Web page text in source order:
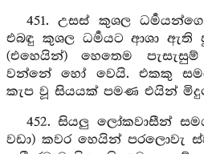
451. උසස් කුශල
එබඳු කුශල ධර්‍මයට ආශා
(එහෙයින්) හෙතෙම
වන්නේ හෝ වෙයි. එකකු
කැප වූ සියයක් පමණ එයින්
452. සියලු ලෝකවාසීන්
වඩා) කවර හෙයින් පරලොවැ